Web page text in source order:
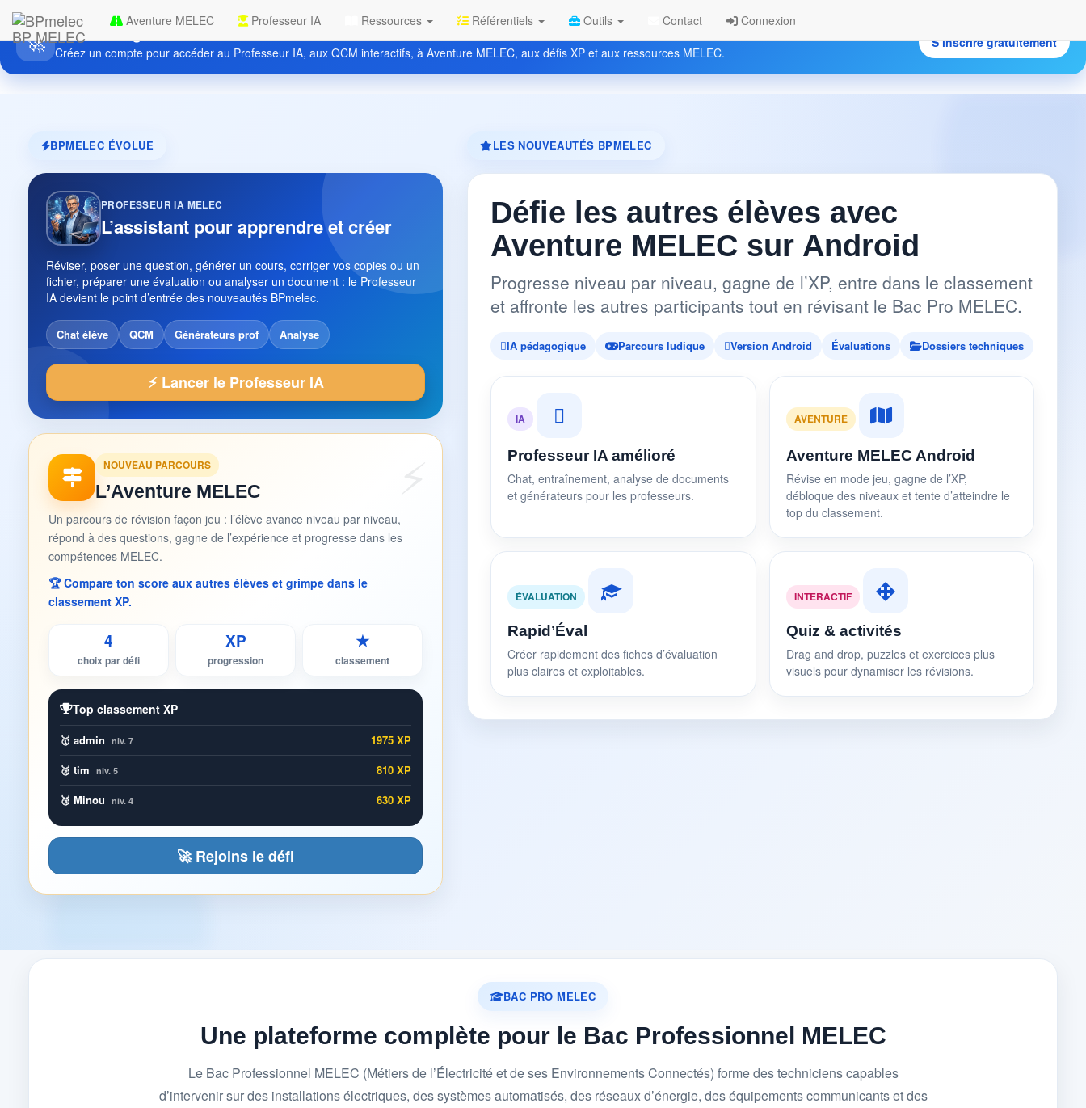
BP MELEC
Aventure MELEC Professeur IA Ressources Référentiels Outils Contact Connexion
🚀 Découvrez gratuitement BPmelec
Créez un compte pour accéder au Professeur IA, aux QCM interactifs, à Aventure MELEC, aux défis XP et aux ressources MELEC.
S’inscrire gratuitement
BPMELEC ÉVOLUE
PROFESSEUR IA MELEC
L’assistant pour apprendre et créer
Réviser, poser une question, générer un cours, corriger vos copies ou un
fichier, préparer une évaluation ou analyser un document : le Professeur
IA devient le point d’entrée des nouveautés BPmelec.
Chat élève QCM Générateurs prof Analyse
⚡ Lancer le Professeur IA
NOUVEAU PARCOURS
L’Aventure MELEC
Un parcours de révision façon jeu : l’élève avance niveau par niveau,
répond à des questions, gagne de l’expérience et progresse dans les
compétences MELEC.
🏆 Compare ton score aux autres élèves et grimpe dans le
classement XP.
4
choix par défi
XP
progression
★
classement
Top classement XP
🥇 admin niv. 7
1975 XP
🥈 tim niv. 5
810 XP
🥉 Minou niv. 4 630 XP
🚀 Rejoins le défi
LES NOUVEAUTÉS BPMELEC
Défie les autres élèves avec
Aventure MELEC sur Android
Progresse niveau par niveau, gagne de l’XP, entre dans le classement
et affronte les autres participants tout en révisant le Bac Pro MELEC.
IA pédagogique Parcours ludique Version Android Évaluations Dossiers techniques
IA
Professeur IA amélioré
Chat, entraînement, analyse de documents
et générateurs pour les professeurs.
AVENTURE
Aventure MELEC Android
Révise en mode jeu, gagne de l’XP,
débloque des niveaux et tente d’atteindre le
top du classement.
ÉVALUATION
Rapid’Éval
Créer rapidement des fiches d’évaluation
plus claires et exploitables.
INTERACTIF
Quiz & activités
Drag and drop, puzzles et exercices plus
visuels pour dynamiser les révisions.
BAC PRO MELEC
Une plateforme complète pour le Bac Professionnel MELEC
Le Bac Professionnel MELEC (Métiers de l’Électricité et de ses Environnements Connectés) forme des techniciens capables
d’intervenir sur des installations électriques, des systèmes automatisés, des réseaux d’énergie, des équipements communicants et des